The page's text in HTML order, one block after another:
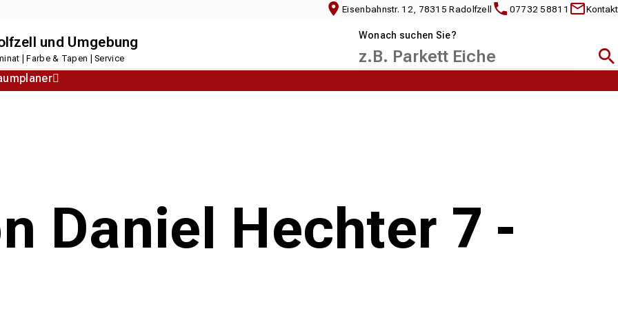
Eisenbahnstr. 12, 78315 Radolfzell 07732 58811 Kontakt
und Umgebung
| Farbe & Tapen | Service
Wonach suchen Sie?
Daniel Hechter 7 -